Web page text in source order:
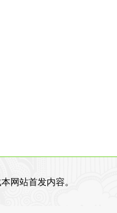
网站首发内容。